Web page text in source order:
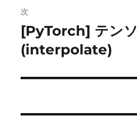
ゲ
ー
シ
ン
次
次
の
稿:
[PyTorch] テン
(interpolate)